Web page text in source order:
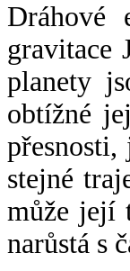
Dráhové
gravitace
planety
obtížné
přesnosti,
stejné
může její
narůstá s